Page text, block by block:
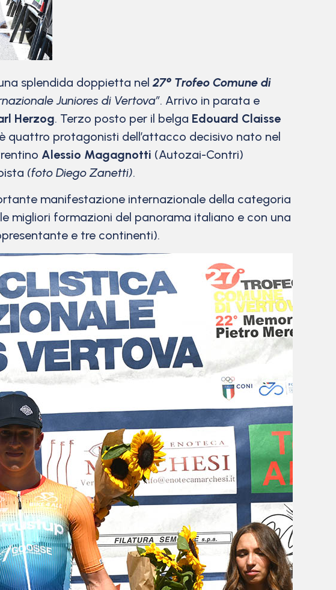
splendida doppietta nel27° Trofeo Comune di
Juniores di Vertova”. Arrivo in parata e
Herzog. Terzo posto per il belga Edouard Claisse
quattro protagonisti dell’attacco decisivo nato nel
Alessio Magagnotti (Autozai-Contri)
(foto Diego Zanetti).
manifestazione internazionale della categoria
migliori formazioni del panorama italiano e con una
e tre continenti).